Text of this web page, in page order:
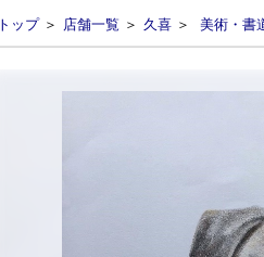
トップ＞ 店舗一覧 ＞ 久喜 ＞ 美術・書